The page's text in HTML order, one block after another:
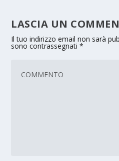
LASCIA UN
Il tuo indirizzo email non sarà
sono contrassegnati*